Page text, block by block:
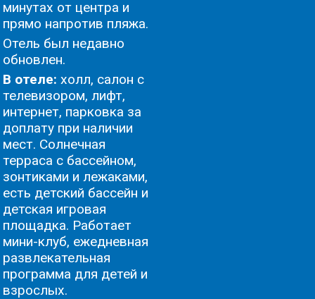
минутах от центра и
прямо напротив пляжа.
Oтель был недавно
обновлен.
В отеле: холл, салон с
телевизором, лифт,
интернет, парковка за
доплату при наличии
мест. Солнечная
терраса с бассейном,
зонтиками и лежаками,
есть детский бассейн и
детская игровая
площадка. Работает
мини-клуб, ежедневная
развлекательная
программа для детей и
взрослых.